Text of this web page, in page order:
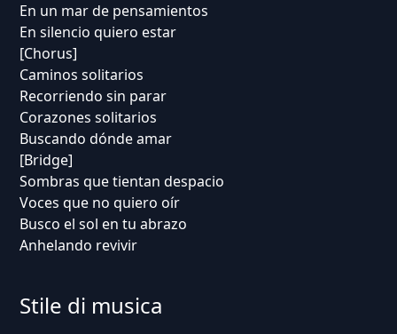
En un mar de pensamientos
En silencio quiero estar
[Chorus]
Caminos solitarios
Recorriendo sin parar
Corazones solitarios
Buscando dónde amar
[Bridge]
Sombras que tientan despacio
Voces que no quiero oír
Busco el sol en tu abrazo
Anhelando revivir
Stile di musica